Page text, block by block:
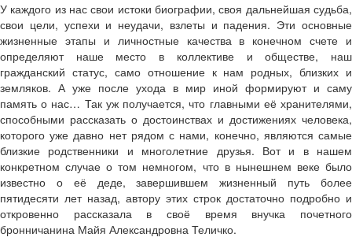
У каждого из нас свои истоки биографии, своя дальнейшая судьба,
свои цели, успехи и неудачи, взлеты и падения. Эти основные
жизненные этапы и личностные качества в конечном счете и
определяют наше место в коллективе и обществе, наш
гражданский статус, само отношение к нам родных, близких и
земляков. А уже после ухода в мир иной формируют и саму
память о нас… Так уж получается, что главными её хранителями,
способными рассказать о достоинствах и достижениях человека,
которого уже давно нет рядом с нами, конечно, являются самые
близкие родственники и многолетние друзья. Вот и в нашем
конкретном случае о том немногом, что в нынешнем веке было
известно о её деде, завершившем жизненный путь более
пятидесяти лет назад, автору этих строк достаточно подробно и
откровенно рассказала в своё время внучка почетного
бронничанина Майя Александровна Теличко.